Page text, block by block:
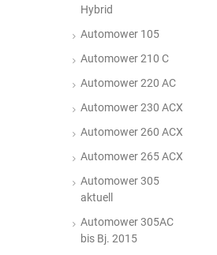
Hybrid
Automower 105
Automower 210 C
Automower 220 AC
Automower 230 ACX
Automower 260 ACX
Automower 265 ACX
Automower 305
aktuell
Automower 305AC
bis Bj. 2015